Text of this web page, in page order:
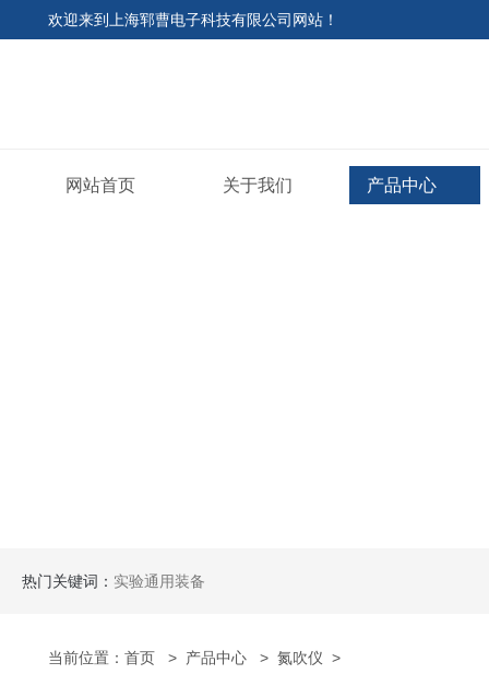
欢迎来到 上海郓曹电子科技有限公司网站 ！
网站首页 关于我们 产品中心
热门关键词： 实验通用装备
当前位置： 首页 > 产品中心 > 氮吹仪 >